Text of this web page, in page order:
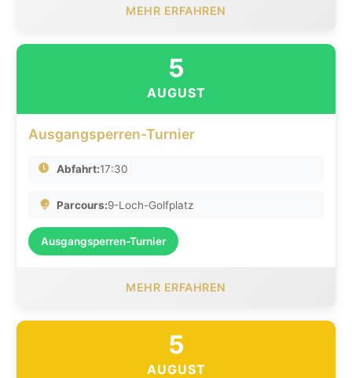
MEHR ERFAHREN
5
AUGUST
Ausgangsperren-Turnier
Abfahrt:17:30
Parcours:9-Loch-Golfplatz
Ausgangsperren-Turnier
MEHR ERFAHREN
5
AUGUST